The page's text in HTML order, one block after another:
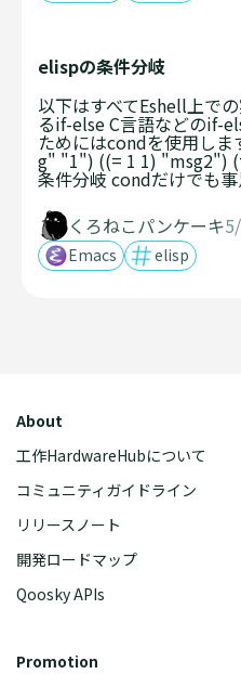
elispの条件分岐
以下はすべてEshell上で
るif-else C言語などのif-
ためにはcondを使用し
g" "1") ((= 1 1) "msg2")
条件分岐 condだけでも
くろねこパンケーキ
Emacs elisp
About
工作HardwareHubについて
コミュニティガイドライン
リリースノート
開発ロードマップ
Qoosky APIs
Promotion